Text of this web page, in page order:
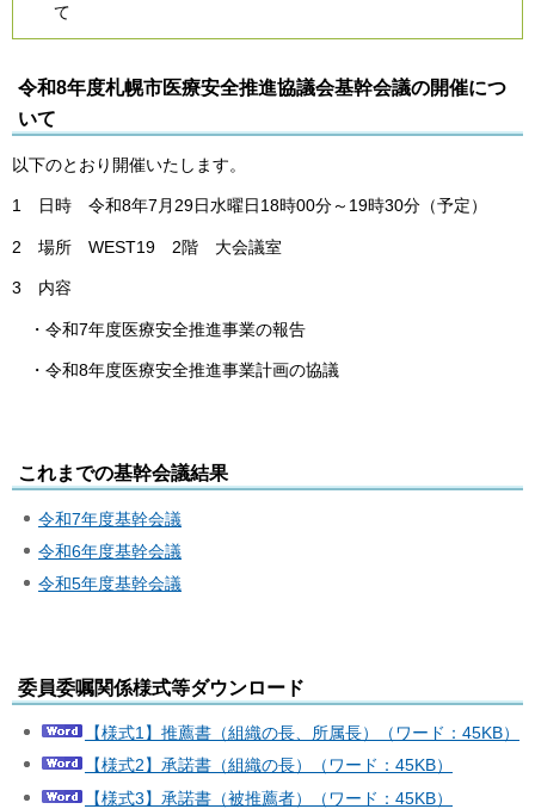
て
令和8年度札幌市医療安全推進協議会基幹会議の開催につ
いて
以下のとおり開催いたします。
1 日時 令和8年7月29日水曜日18時00分～19時30分（予定）
2 場所 WEST19 2階 大会議室
3 内容
・令和7年度医療安全推進事業の報告
・令和8年度医療安全推進事業計画の協議
これまでの基幹会議結果
令和7年度基幹会議
令和6年度基幹会議
令和5年度基幹会議
委員委嘱関係様式等ダウンロード
【様式1】推薦書（組織の長、所属長）（ワード：45KB）
【様式2】承諾書（組織の長）（ワード：45KB）
【様式3】承諾書（被推薦者）（ワード：45KB）